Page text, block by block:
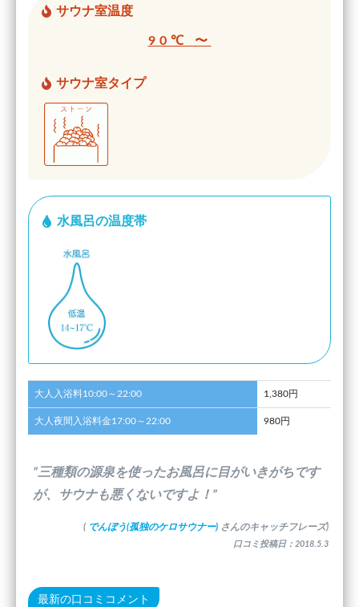
サウナ室温度
90℃ 〜
サウナ室タイプ
水風呂の温度帯
大人入浴料10:00～22:00 1,380円
大人夜間入浴料金17:00～22:00 980円
”三種類の源泉を使ったお風呂に目がいきがちです
が、サウナも悪くないですよ！”
( でんぼう(孤独のケロサウナー) さんのキャッチフレーズ)
口コミ投稿日：2018.5.3
最新の口コミコメント